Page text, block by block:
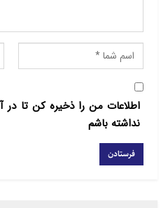
اطلاعات من را ذخیره کن تا در
نداشته باشم